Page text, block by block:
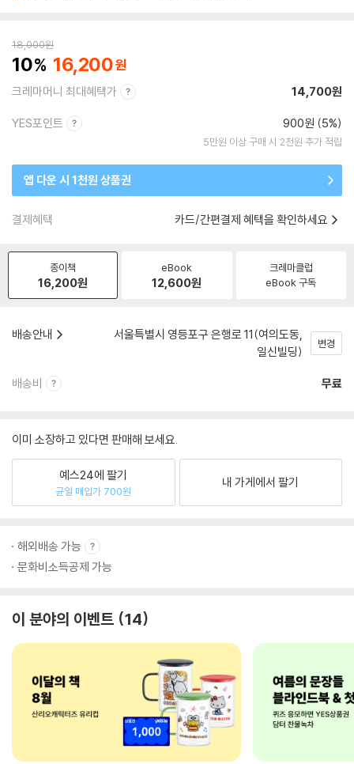
18,000원
10 16,200
크레마머니 최대혜택가 14,700원
YES포인트 900원 (5%)
5만원 이상 구매 시 2천원 추가 적립
앱 다운 시 1천원 상품권
결제혜택 카드/간편결제 혜택을 확인하세요
종이책
16,200원
eBook
12,600원
크레마클럽
eBook 구독
배송안내
서울특별시 영등포구 은행로 11(여의도동,
일신빌딩)
변경
배송비 무료
이미 소장하고 있다면 판매해 보세요.
예스24에 팔기
균일 매입가 700원
내 가게에서 팔기
해외배송 가능
문화비소득공제 가능
이 분야의 이벤트 14